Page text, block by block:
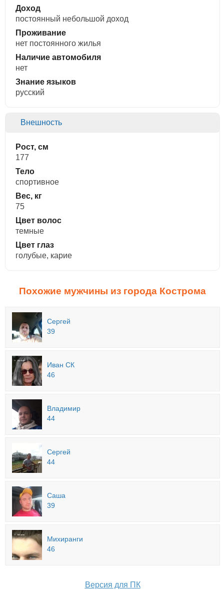
Доход
постоянный небольшой доход
Проживание
нет постоянного жилья
Наличие автомобиля
нет
Знание языков
русский
Внешность
Рост, см
177
Тело
спортивное
Вес, кг
75
Цвет волос
темные
Цвет глаз
голубые, карие
Похожие мужчины из города Кострома
Сергей
39
Иван СК
46
Владимир
44
Сергей
44
Саша
39
Михиранги
46
Версия для ПК